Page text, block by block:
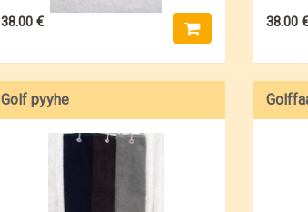
38.00 € 38.00 €
Golf pyyhe